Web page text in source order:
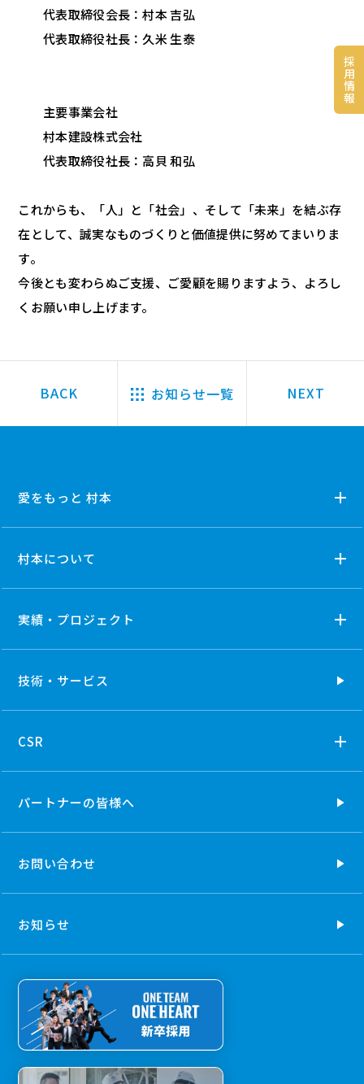
採
用
情
報
代表取締役会長：村本 吉弘
代表取締役社長：久米 生泰
主要事業会社
村本建設株式会社
代表取締役社長：高貝 和弘
これからも、「人」と「社会」、そして「未来」を結ぶ存
在として、誠実なものづくりと価値提供に努めてまいりま
す。
今後とも変わらぬご支援、ご愛顧を賜りますよう、よろし
くお願い申し上げます。
お知らせ一覧
愛をもっと 村本
村本について
実績・プロジェクト
技術・ サービス
CSR
パートナーの皆様へ
お問い合わせ
お知らせ